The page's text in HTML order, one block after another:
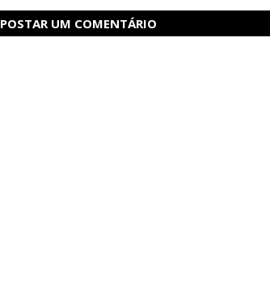
POSTAR UM COMENTÁRIO